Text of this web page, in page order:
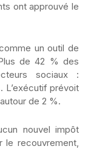
ont approuvé le
un outil de
de 42 % des
sociaux :
L’exécutif prévoit
de 2 %.
nouvel impôt
le recouvrement,